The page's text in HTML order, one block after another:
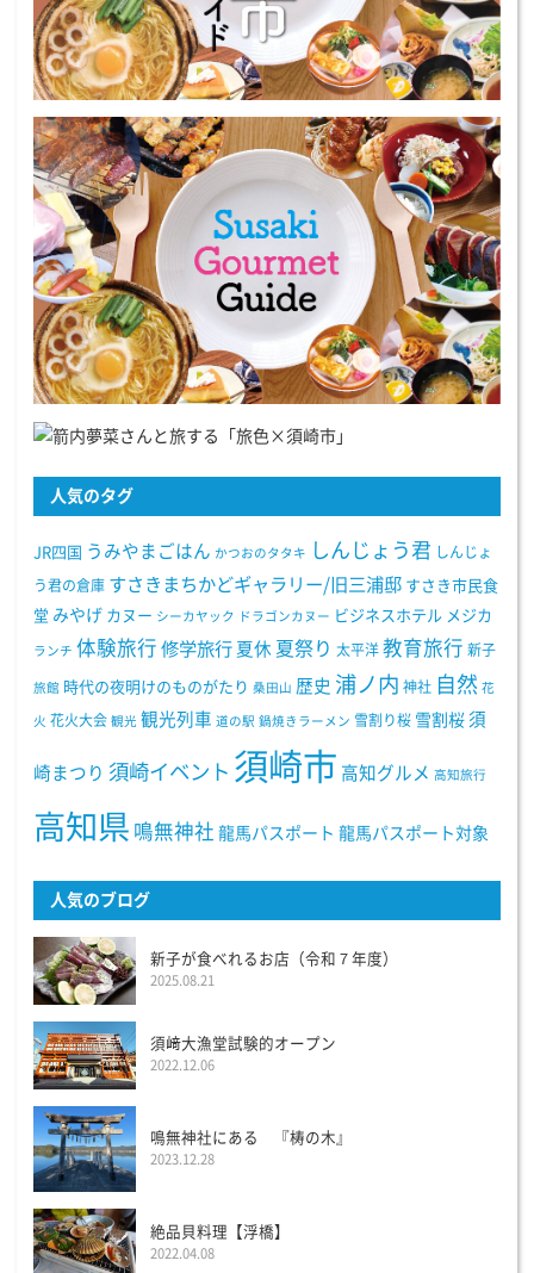
人気のタグ
JR四国 うみやまごはん かつおのタタキ しんじょう君 しんじょ
う君の倉庫 すさきまちかどギャラリー/旧三浦邸 すさき市民食
堂 みやげ カヌー シーカヤック ドラゴンカヌー ビジネスホテル メジカ
ランチ 体験旅行 修学旅行 夏休 夏祭り 太平洋 教育旅行 新子
旅館 時代の夜明けのものがたり 桑田山 歴史 浦ノ内 神社 自然 花
火 花火大会 観光 観光列車 道の駅 鍋焼きラーメン 雪割り桜 雪割桜 須
崎まつり 須崎イベント 須崎市 高知グルメ 高知旅行
高知県 鳴無神社 龍馬パスポート 龍馬パスポート対象
人気のブログ
新子が食べれるお店（令和７年度）
2025.08.21
須﨑大漁堂試験的オープン
2022.12.06
鳴無神社にある 『梼の木』
2023.12.28
絶品貝料理【浮橋】
2022.04.08